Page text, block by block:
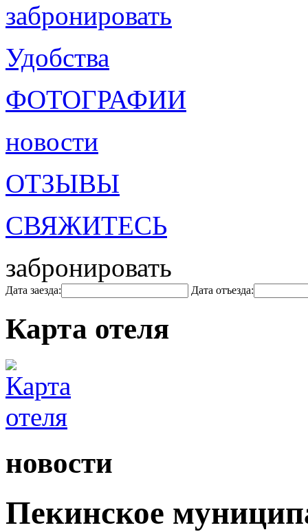
забронировать
Удобства
ФОТОГРАФИИ
новости
ОТЗЫВЫ
СВЯЖИТЕСЬ
забронировать
Дата заезда: Дата отъезда:
Карта отеля
новости
Пекинское